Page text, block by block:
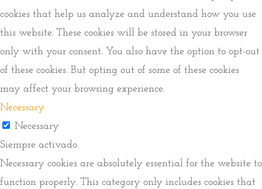
cookies that help us analyze and understand how you use
this website. These cookies will be stored in your browser
only with your consent. You also have the option to opt-out
of these cookies. But opting out of some of these cookies
may affect your browsing experience.
Necessary
Necessary
Siempre activado
Necessary cookies are absolutely essential for the website to
function properly. This category only includes cookies that